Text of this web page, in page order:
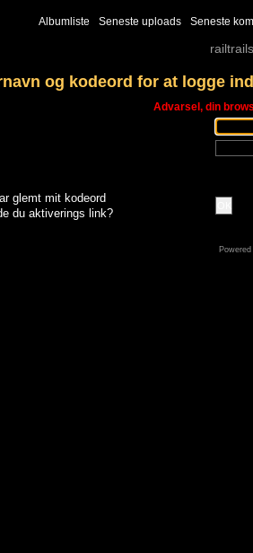
Albumliste Seneste uploads Seneste
og kodeord for at logge ind
Advarsel, din
glemt mit kodeord
du aktiverings link?